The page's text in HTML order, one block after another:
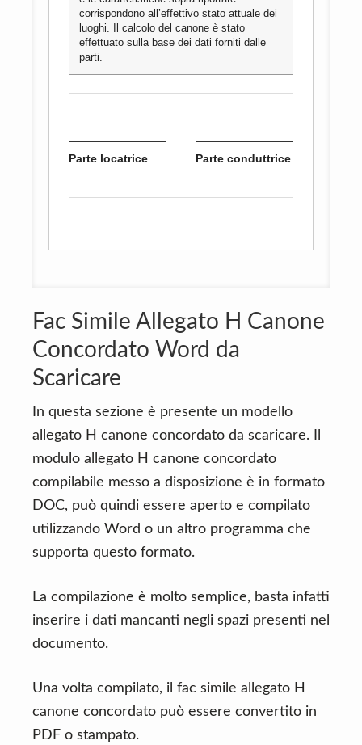
corrispondono all’effettivo stato attuale dei
luoghi. Il calcolo del canone è stato
effettuato sulla base dei dati forniti dalle
parti.
Parte locatrice Parte conduttrice
Fac Simile Allegato H Canone
Concordato Word da
Scaricare
In questa sezione è presente un modello
allegato H canone concordato da scaricare. Il
modulo allegato H canone concordato
compilabile messo a disposizione è in formato
DOC, può quindi essere aperto e compilato
utilizzando Word o un altro programma che
supporta questo formato.
La compilazione è molto semplice, basta infatti
inserire i dati mancanti negli spazi presenti nel
documento.
Una volta compilato, il fac simile allegato H
canone concordato può essere convertito in
PDF o stampato.